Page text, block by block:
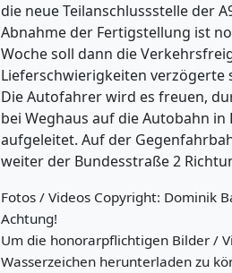
die neue Teilanschlussstelle der
Abnahme der Fertigstellung ist
Woche soll dann die
Lieferschwierigkeiten verzögerte
Die Autofahrer wird es freuen,
bei Weghaus auf die Autobahn
aufgeleitet. Auf der
weiter der Bundesstraße 2
Fotos / Videos Copyright: Dominik
Achtung!
Um die honorarpflichtigen Bilder /
Wasserzeichen herunterladen zu